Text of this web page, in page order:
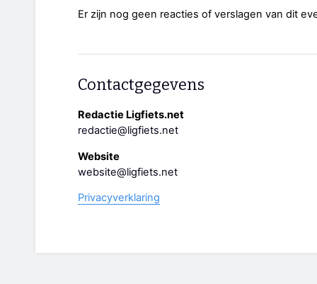
Er zijn nog geen reacties of verslagen van dit
Contactgegevens
Redactie Ligfiets.net
redactie@ligfiets.net
Website
website@ligfiets.net
Privacyverklaring